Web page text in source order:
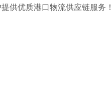
供优质港口物流供应链服务！